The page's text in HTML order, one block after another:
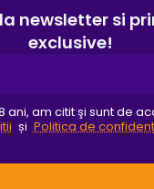
newsletter si
exclusive!
ani, am citit şi sunt de
și Politica de